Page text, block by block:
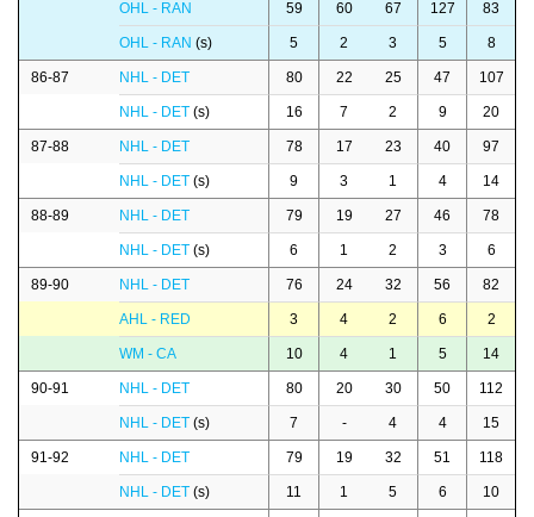
OHL - RAN 59 60 67 127 83
OHL - RAN (s) 5 2 3 5 8
86-87 NHL - DET 80 22 25 47 107
NHL - DET (s) 16 7 2 9 20
87-88 NHL - DET 78 17 23 40 97
NHL - DET (s) 9 3 1 4 14
88-89 NHL - DET 79 19 27 46 78
NHL - DET (s) 6 1 2 3 6
89-90 NHL - DET 76 24 32 56 82
AHL - RED 3 4 2 6 2
WM - CA 10 4 1 5 14
90-91 NHL - DET 80 20 30 50 112
NHL - DET (s) 7 - 4 4 15
91-92 NHL - DET 79 19 32 51 118
NHL - DET (s) 11 1 5 6 10